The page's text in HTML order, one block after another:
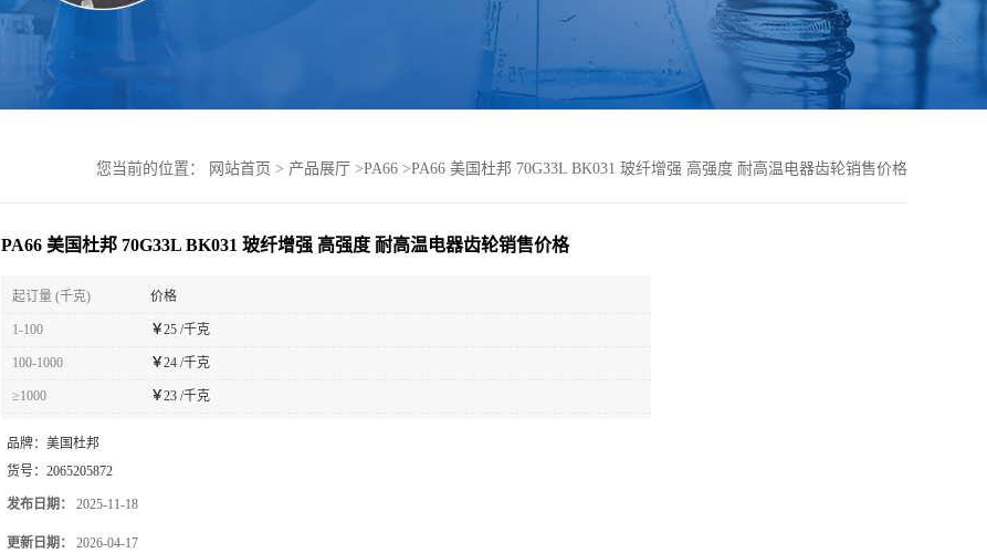
您当前的位置： 网站首页 > 产品展厅 >PA66 >PA66 美国杜邦 70G33L BK031 玻纤增强 高强度 耐高温电器齿轮销售价格
PA66 美国杜邦 70G33L BK031 玻纤增强 高强度 耐高温电器齿轮销售价格
起订量 (千克) 价格
1-100 ￥25 /千克
100-1000 ￥24 /千克
≥1000 ￥23 /千克
品牌： 美国杜邦
货号： 2065205872
发布日期： 2025-11-18
更新日期： 2026-04-17